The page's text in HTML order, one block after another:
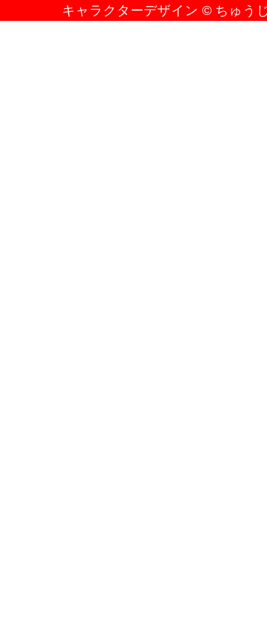
キャラクターデザイン © ちゅう